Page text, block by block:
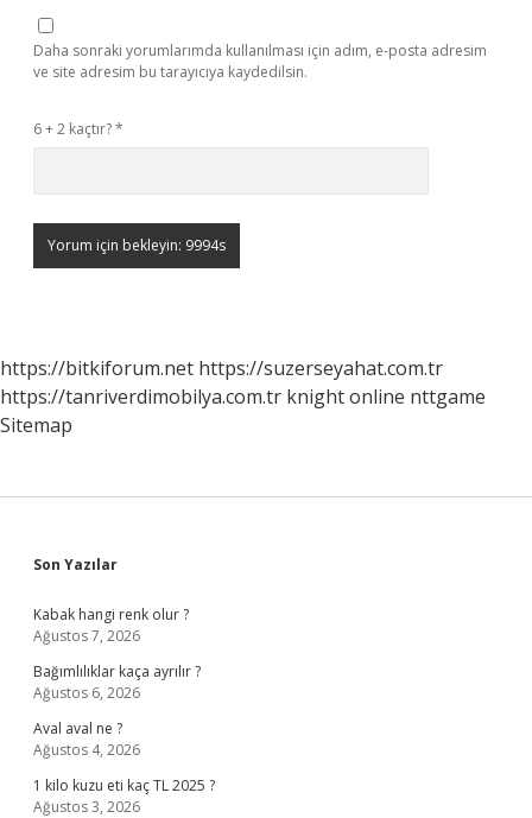
Daha sonraki yorumlarımda kullanılması için adım, e-posta adresim
ve site adresim bu tarayıcıya kaydedilsin.
6 + 2 kaçtır?*
https://bitkiforum.net https://suzerseyahat.com.tr
https://tanriverdimobilya.com.tr knight online nttgame
Sitemap
Sidebar
Son Yazılar
Kabak hangi renk olur ?
Ağustos 7, 2026
Bağımlılıklar kaça ayrılır ?
Ağustos 6, 2026
Aval aval ne ?
Ağustos 4, 2026
1 kilo kuzu eti kaç TL 2025 ?
Ağustos 3, 2026